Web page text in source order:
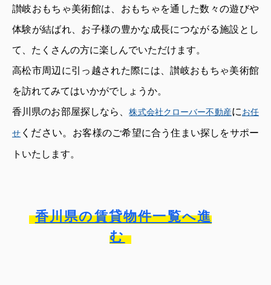
讃岐おもちゃ美術館は、おもちゃを通した数々の遊びや
体験が結ばれ、お子様の豊かな成長につながる施設とし
て、たくさんの方に楽しんでいただけます。
高松市周辺に引っ越された際には、讃岐おもちゃ美術館
を訪れてみてはいかがでしょうか。
香川県のお部屋探しなら、株式会社クローバー不動産にお任
せ ください。 お客様のご希望に合う住まい探しをサポー
トいたします。
香川県の賃貸物件一覧へ進
む